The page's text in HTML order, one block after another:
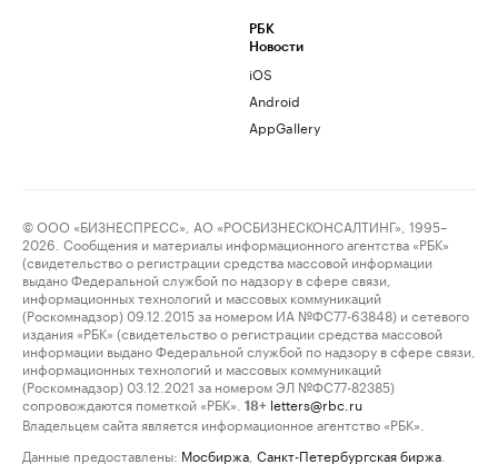
РБК
Новости
iOS
Android
AppGallery
© ООО «БИЗНЕСПРЕСС», АО «РОСБИЗНЕСКОНСАЛТИНГ», 1995–
2026. Сообщения и материалы информационного агентства «РБК»
(свидетельство о регистрации средства массовой информации
выдано Федеральной службой по надзору в сфере связи,
информационных технологий и массовых коммуникаций
(Роскомнадзор) 09.12.2015 за номером ИА №ФС77-63848) и сетевого
издания «РБК» (свидетельство о регистрации средства массовой
информации выдано Федеральной службой по надзору в сфере связи,
информационных технологий и массовых коммуникаций
(Роскомнадзор) 03.12.2021 за номером ЭЛ №ФС77-82385)
сопровождаются пометкой «РБК».
18+ letters@rbc.ru
Владельцем сайта является информационное агентство «РБК».
Данные предоставлены: Мосбиржа Санкт-Петербургская биржа